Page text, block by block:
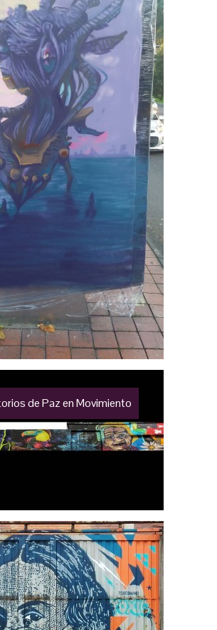
de Paz en Movimiento